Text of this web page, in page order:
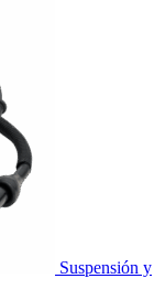
Suspensión y